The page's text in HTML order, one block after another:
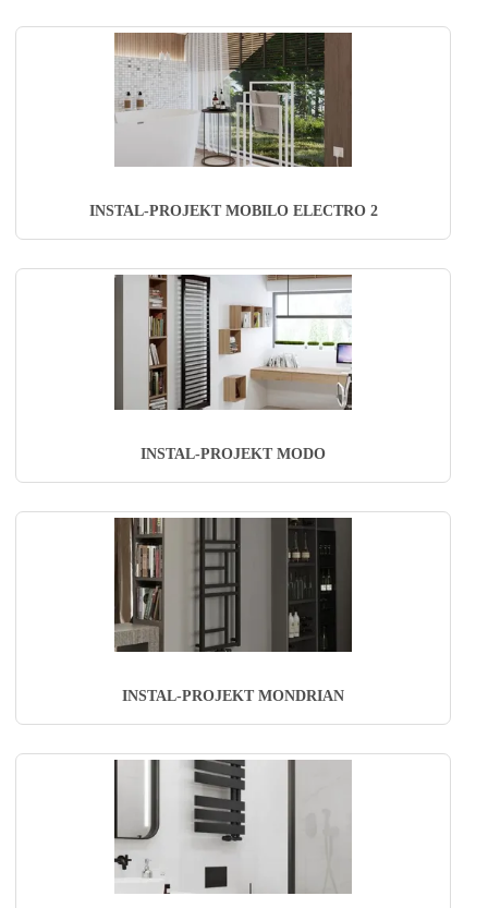
INSTAL-PROJEKT MOBILO ELECTRO 2
INSTAL-PROJEKT MODO
INSTAL-PROJEKT MONDRIAN